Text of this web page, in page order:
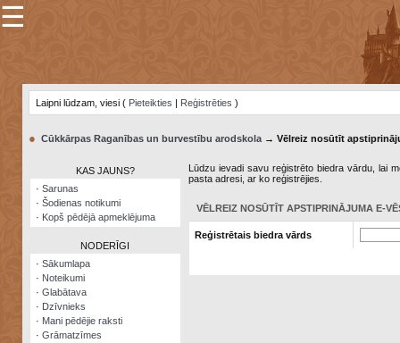
×
Šodienas
notikumi
Visatcera
almanahs
Arhīvs
☰
Laipni lūdzam, viesi ( Pieteikties | Reģistrēties )
● Cūkkārpas Raganības un burvestību arodskola→ Vēlreiz nosūtīt
KAS JAUNS?
· Sarunas
· Šodienas notikumi
· Kopš pēdējā apmeklējuma
NODERĪGI
· Sākumlapa
· Noteikumi
· Glabātava
· Dzīvnieks
· Mani pēdējie raksti
· Grāmatzīmes
Lūdzu ievadi savu reģistrēto biedra vārdu, lai
pasta adresi, ar ko reģistrējies.
VĒLREIZ NOSŪTĪT APSTIPRINĀJUMA E-
Reģistrētais biedra vārds